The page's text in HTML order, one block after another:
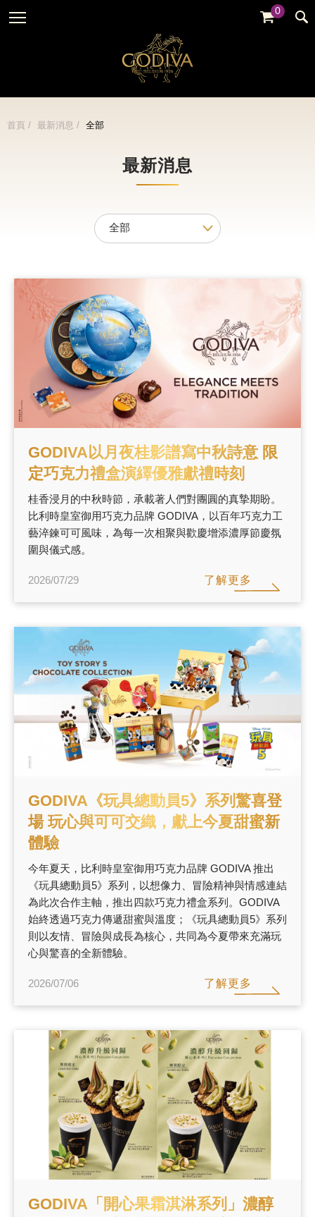
0
全部
全部
松露禮盒
片裝禮盒
巧克力珠寶禮盒
童趣系列
新品 / 季節性商品
百年限定系列
中秋系列
休閒分享
可可粉/咖啡粉
甜點
霜淇淋
飲品
蛋糕
可芙
全部
綜合巧克力
婚禮系列
GODIVA故事
首頁 最新消息 全部
最新消息
GODIVA以月夜桂影譜寫中秋詩意 限
定巧克力禮盒演繹優雅獻禮時刻
桂香浸月的中秋時節，承載著人們對團圓的真摯期盼。
比利時皇室御用巧克力品牌 GODIVA，以百年巧克力工
藝淬鍊可可風味，為每一次相聚與歡慶增添濃厚節慶氛
圍與儀式感。
2026/07/29 了解更多
GODIVA《玩具總動員5》系列驚喜登
場 玩心與可可交織，獻上今夏甜蜜新
體驗
今年夏天，比利時皇室御用巧克力品牌 GODIVA 推出
《玩具總動員5》系列，以想像力、冒險精神與情感連結
為此次合作主軸，推出四款巧克力禮盒系列。GODIVA
始終透過巧克力傳遞甜蜜與溫度；《玩具總動員5》系列
則以友情、冒險與成長為核心，共同為今夏帶來充滿玩
心與驚喜的全新體驗。
2026/07/06 了解更多
GODIVA「開心果霜淇淋系列」濃醇